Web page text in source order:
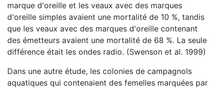
marque d'oreille et les veaux avec des marques
d'oreille simples avaient une mortalité de 10 %, tandis
que les veaux avec des marques d'oreille contenant
des émetteurs avaient une mortalité de 68 %. La seule
différence était les ondes radio. (Swenson et al. 1999)
Dans une autre étude, les colonies de campagnols
aquatiques qui contenaient des femelles marquées par